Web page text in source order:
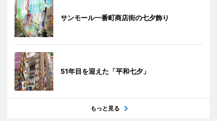
サンモール一番町商店街の七夕飾り
51年目を迎えた「平和七夕」
もっと見る